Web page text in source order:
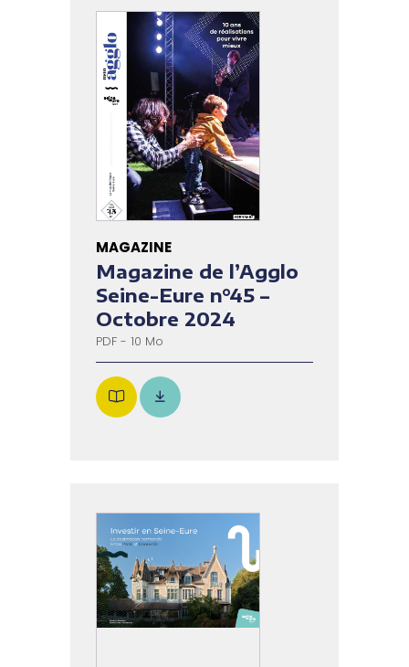
MAGAZINE
Magazine de l’Agglo
Seine-Eure n°45 –
Octobre 2024
PDF - 10 Mo